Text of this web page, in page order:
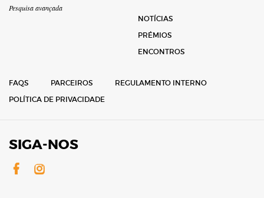
Pesquisa avançada
NOTÍCIAS
PRÉMIOS
ENCONTROS
FAQS PARCEIROS
REGULAMENTO INTERNO
POLÍTICA DE PRIVACIDADE
SIGA-NOS
Facebook
Instagram